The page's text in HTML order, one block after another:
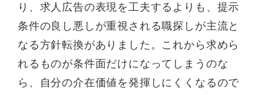
り、求人広告の表現を工夫するよりも、提示
条件の良し悪しが重視される職探しが主流と
なる方針転換がありました。これから求めら
れるものが条件面だけになってしまうのな
ら、自分の介在価値を発揮しにくくなるので